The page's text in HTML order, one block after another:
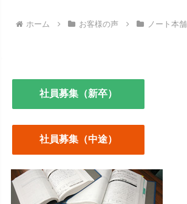
ホーム お客様の声 ノート本舗
社員募集（新卒）
社員募集（中途）